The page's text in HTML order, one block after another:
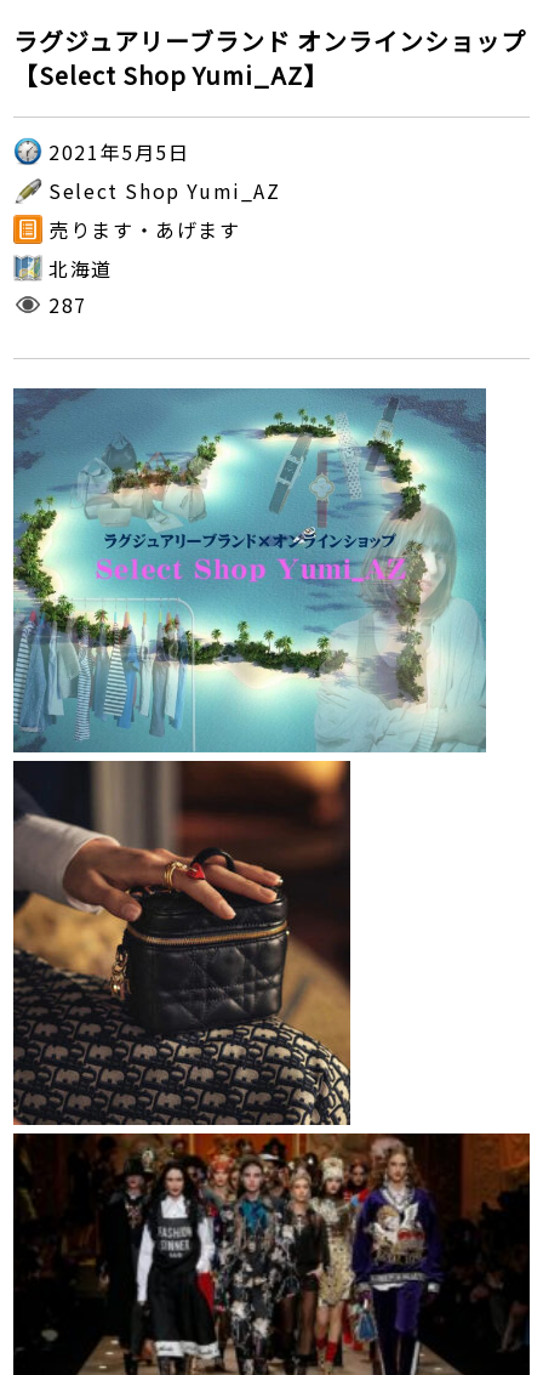
ラグジュアリーブランド オンラインショップ
【Select Shop Yumi_AZ】
2021年5月5日
Select Shop Yumi_AZ
売ります・あげます
北海道
287